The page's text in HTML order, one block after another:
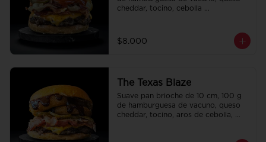
cheddar, tocino, cebolla
$8.000
The Texas Blaze
Suave pan brioche de 10 cm, 100 g
de hamburguesa de vacuno, queso
cheddar, tocino, aros de cebolla,